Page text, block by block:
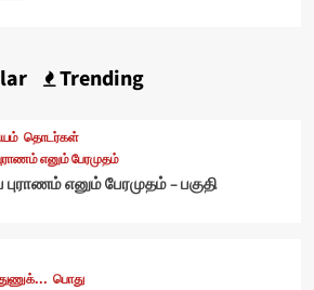
Trending
தொடர்கள்
எனும் பேரமுதம்
புராணம் எனும் பேரமுதம் – பகுதி
பொது